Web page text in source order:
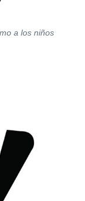
a los niños